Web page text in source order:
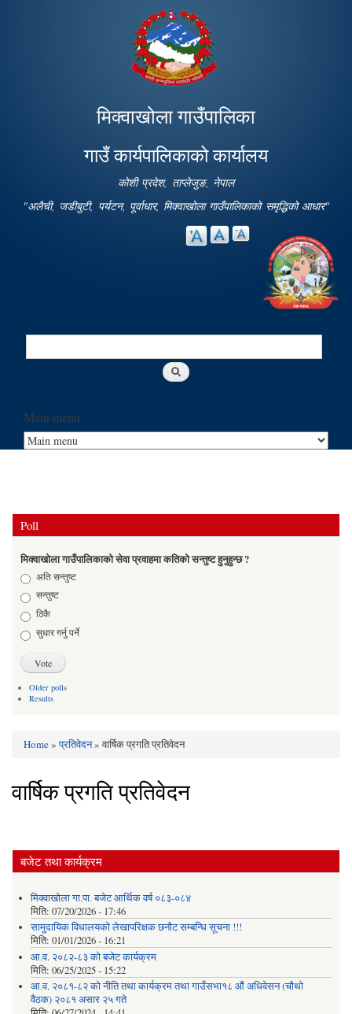
main
content
मिक्वाखोला गाउँपालिका
गाउँ कार्यपालिकाको कार्यालय
कोशी प्रदेश, ताप्लेजुङ, नेपाल
"अलैची, जडीबुटी, पर्यटन, पूर्वाधार, मिक्वाखोला गाउँपालिकाको समृद्धिको आधार"
Search
Main menu
Poll
मिक्वाखोला गाउँपालिकाको सेवा प्रवाहमा कतिको सन्तुष्ट हुनुहुन्छ ?
Choicesअति सन्तुष्ट
सन्तुष्ट
ठिकै
सुधार गर्नु पर्ने
Older polls
Results
You are here
Home»प्रतिवेदन» वार्षिक प्रगति प्रतिवेदन
वार्षिक प्रगति प्रतिवेदन
बजेट तथा कार्यक्रम
मिक्वाखोला गा.पा. बजेट आर्थिक वर्ष ०८३-०८४
मिति: 07/20/2026 - 17:46
सामुदायिक विधालयको लेखापरिक्षक छनौट सम्बन्धि सूचना !!!
मिति: 01/01/2026 - 16:21
आ.व. २०८२-८३ को बजेट कार्यक्रम
मिति: 06/25/2025 - 15:22
आ.व. २०८१-८२ को नीति तथा कार्यक्रम तथा गाउँसभा१८ औं अधिवेसन (चौथो
वैठक) २०८१ असार २५ गते